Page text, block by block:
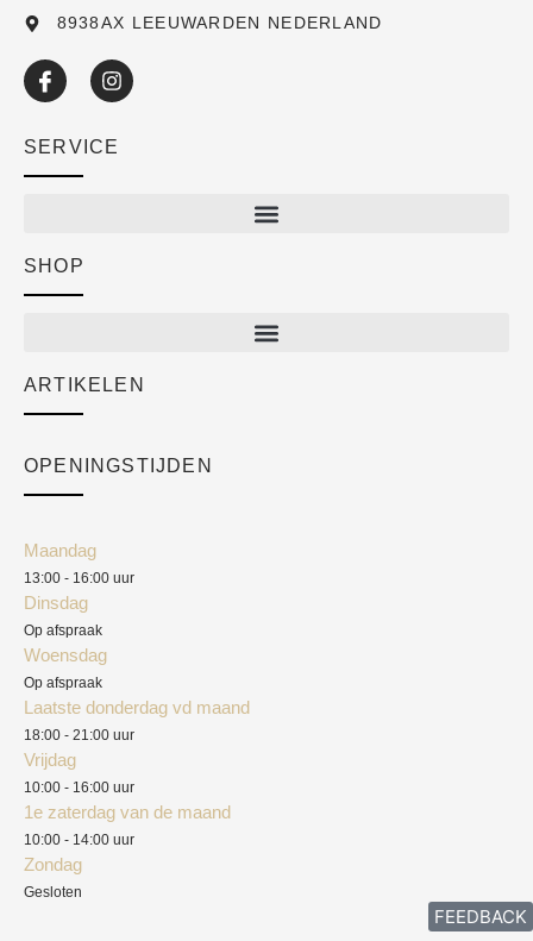
8938AX LEEUWARDEN NEDERLAND
SERVICE
Academy
SHOP
ARTIKELEN
OPENINGSTIJDEN
Maandag
13:00 - 16:00 uur
Dinsdag
Op afspraak
Woensdag
Op afspraak
Laatste donderdag vd maand
18:00 - 21:00 uur
Vrijdag
10:00 - 16:00 uur
1e zaterdag van de maand
10:00 - 14:00 uur
Zondag
Gesloten
FEEDBACK